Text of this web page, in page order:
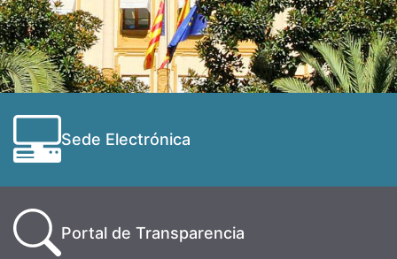
Sede Electrónica
Portal de Transparencia